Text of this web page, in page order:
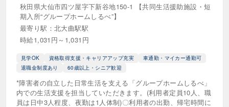
産休･育休制度あり 研修制度充実
研修費用負担
資格取得支援・キャリアアップ充実
賞与・ボーナスあり
秋田県大仙市四ツ屋字下新谷地150-1 【共同生活援助施設・短
期入所“グループホームしるべ”】
最寄り駅：北大曲駅駅
時給1,031円～1,031円
見学OK 資格取得支援・キャリアアップ充実
車通勤・マイカー通勤可
退職金制度あり
60歳以上・シニア歓迎
*障害者の自立した日常生活を支える「グループホームしるべ」
内での生活支援を担当していただきます。(利用者定員10人、職
員は日中3人程度、夜勤は1人体制)〇利用者の出勤、帰宅時間に